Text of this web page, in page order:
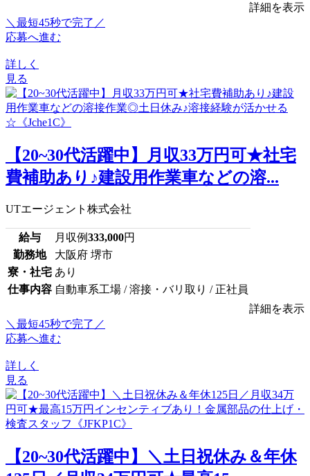
詳細を表示
＼最短45秒で完了／
応募へ進む
詳しく
見る
【20~30代活躍中】月収33万円可★社宅
費補助あり♪建設用作業車などの溶...
UTエージェント株式会社
給与 月収例333,000円
勤務地
大阪府 堺市
寮・社宅 あり
仕事内容 自動車系工場 / 溶接・バリ取り / 正社員
詳細を表示
＼最短45秒で完了／
応募へ進む
詳しく
見る
【20~30代活躍中】＼土日祝休み＆年休